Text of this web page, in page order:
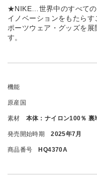
★NIKE…世界中のすべての
イノベーションをもたら
ポーツウェア・グッズを
す。
機能
原産国
素材 本体：ナイロン100％ 裏
発売開始時期 2025年7月
商品番号 HQ4370A